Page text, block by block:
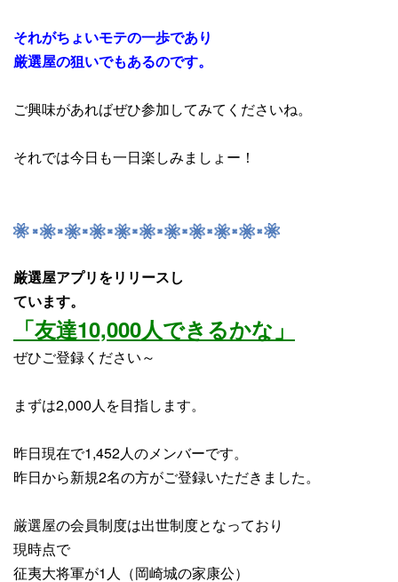
それがちょいモテの一歩であり
厳選屋の狙いでもあるのです。
ご興味があればぜひ参加してみてくださいね。
それでは今日も一日楽しみましょー！
厳選屋アプリをリリースし
ています。
「友達10,000人できるかな」
ぜひご登録ください～
まずは2,000人を目指します。
昨日現在で1,452人のメンバーです。
昨日から新規2名の方がご登録いただきました。
厳選屋の会員制度は出世制度となっており
現時点で
征夷大将軍が1人（岡崎城の家康公）